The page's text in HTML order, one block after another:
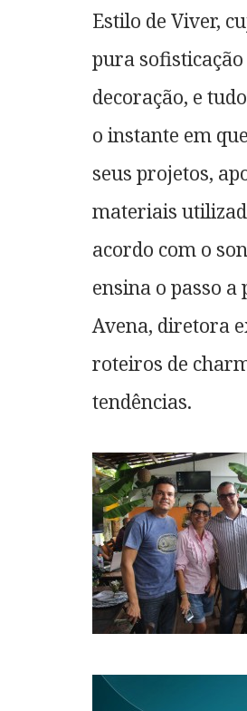
Estilo de Viver,
pura
decoração, e
o instante em
seus projetos,
materiais
acordo com o
ensina o passo
Avena, diretora
roteiros de
tendências.